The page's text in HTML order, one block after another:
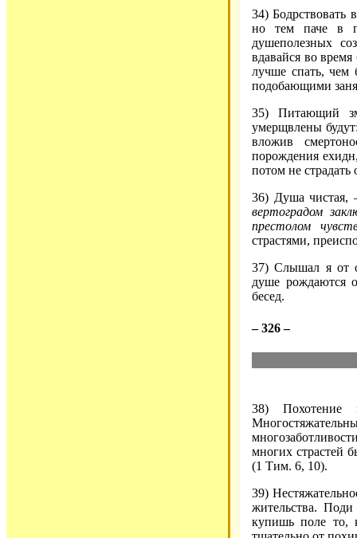
34) Бодрствовать
но тем паче в
душеполезных
вдавайся во
лучше спать, чем
подобающими
35) Питающий
умерщвлены
вложив
порождения
потом не страдать
36) Душа чистая,
вертоградом
престолом
страстями,
37) Слышал я от
душе рождаются
бесед.
– 326 –
38) Похотение
многих страстей
(1 Тим. 6, 10).
39)
жительства.
купишь поле то,